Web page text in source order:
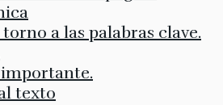
a las palabras clave.
texto